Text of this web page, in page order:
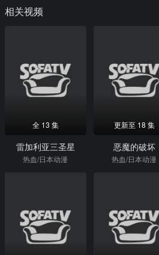
相关视频
全 13 集
雷加利亚三圣星
热血/日本动漫
更新至 18 集
恶魔的破坏
热血/日本动漫